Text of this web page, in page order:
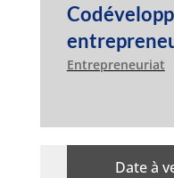
Entrepreneuriat
Date à